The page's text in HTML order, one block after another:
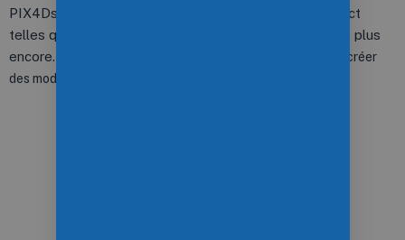
PIX4Dscan fournit des données télémétriques en direct
telles que l’altitude, la vitesse, l’inclinaison du cardan et plus
encore.
Téléchargez des images vers PIX4Dinspect pour créer
des modèles 2D et 3D précis et faciles à inspecter.